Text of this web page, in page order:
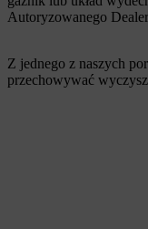
Autoryzowanego
Z jednego z naszych
przechowywać